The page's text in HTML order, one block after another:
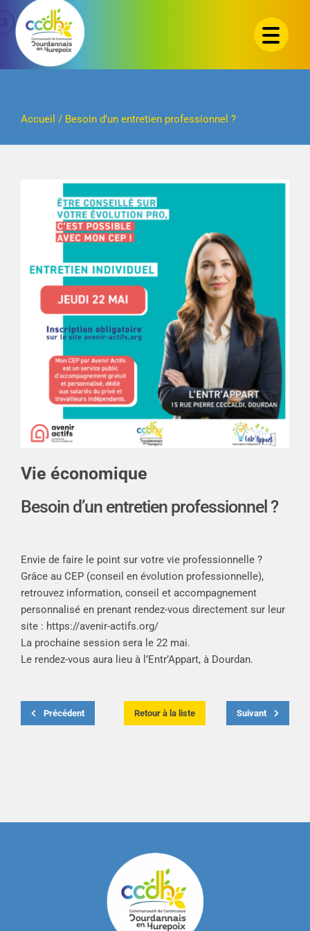
Passer
contenu
Accueil / Besoin d’un entretien professionnel ?
Vie économique
Besoin d’un entretien professionnel ?
Envie de faire le point sur votre vie professionnelle ?
Grâce au CEP (conseil en évolution professionnelle),
retrouvez information, conseil et accompagnement
personnalisé en prenant rendez-vous directement sur leur
site : https://avenir-actifs.org/
La prochaine session sera le 22 mai.
Le rendez-vous aura lieu à l’Entr’Appart, à Dourdan.
Précédent Retour à la liste Suivant